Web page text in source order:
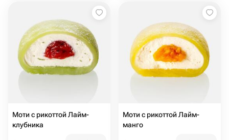
Моти с рикоттой Лайм-
клубника
Моти с рикоттой Лайм-
манго